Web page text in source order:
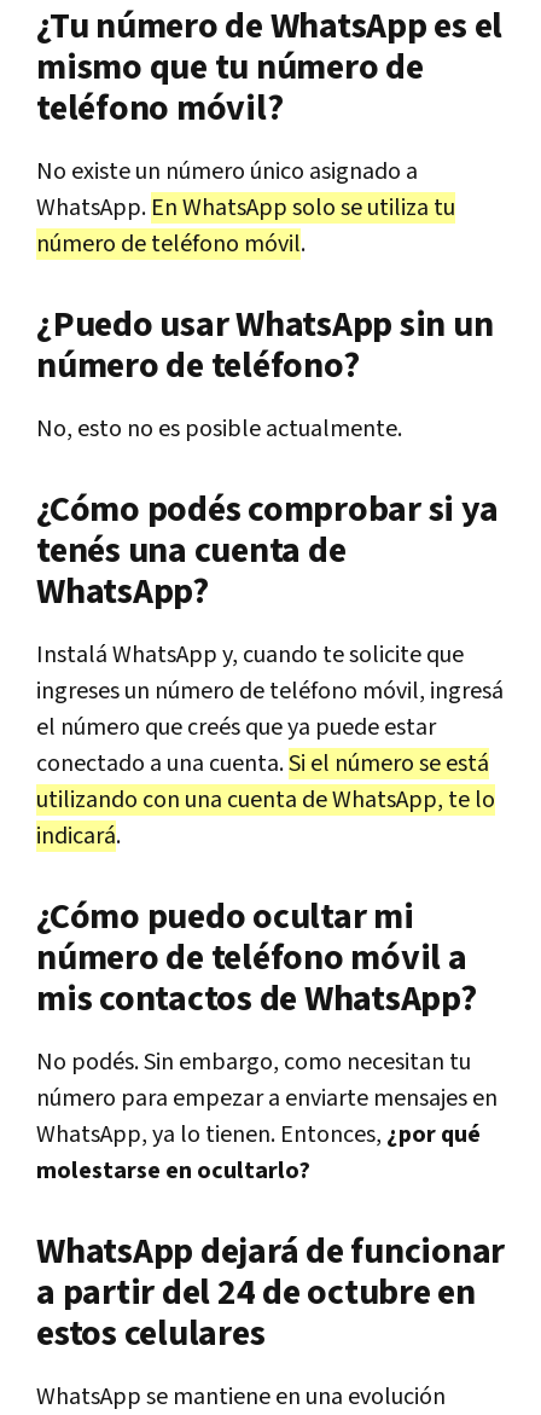
¿Tu número de WhatsApp es el
mismo que tu número de
teléfono móvil?
No existe un número único asignado a
WhatsApp. En WhatsApp solo se utiliza tu
número de teléfono móvil.
¿Puedo usar WhatsApp sin un
número de teléfono?
No, esto no es posible actualmente.
¿Cómo podés comprobar si ya
tenés una cuenta de
WhatsApp?
Instalá WhatsApp y, cuando te solicite que
ingreses un número de teléfono móvil, ingresá
el número que creés que ya puede estar
conectado a una cuenta.Si el número se está
utilizando con una cuenta de WhatsApp, te lo
indicará.
¿Cómo puedo ocultar mi
número de teléfono móvil a
mis contactos de WhatsApp?
No podés. Sin embargo, como necesitan tu
número para empezar a enviarte mensajes en
WhatsApp, ya lo tienen. Entonces, ¿por qué
molestarse en ocultarlo?
WhatsApp dejará de funcionar
a partir del 24 de octubre en
estos celulares
WhatsApp se mantiene en una evolución